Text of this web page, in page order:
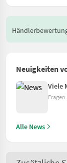
Neuigkeiten
Viele
Alle News